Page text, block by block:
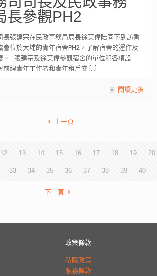
長參觀PH2
長張建宗在民政事務局局長徐英偉陪同下到訪香
會位於大埔的青年宿舍PH2，了解宿舍的運作及
。 ​張建宗及徐英偉參觀宿舍的單位和各項設
前線青年工作者和青年租戶交 […]
閱讀更多
上一頁
12 13 14 15 16 17 18 19 20
33 34 35 36 37 38 39 40
下一頁
政策條款
私隱政策
服務條款